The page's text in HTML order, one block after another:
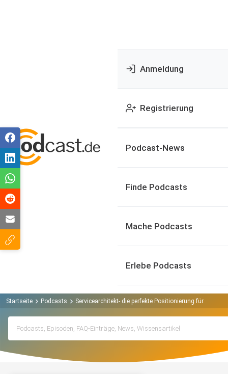
Anmeldung
Registrierung
Podcast-News
Finde Podcasts
Mache Podcasts
Erlebe Podcasts
Startseite Podcasts Servicearchitekt- die perfekte Positionierung für